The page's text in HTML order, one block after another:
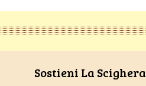
Sostieni La Scighera